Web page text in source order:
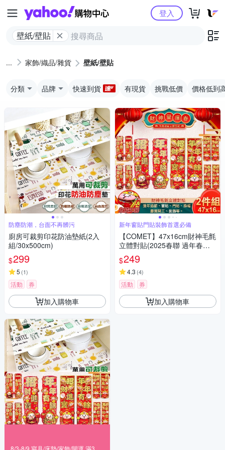
Yahoo購物中心
壁紙/壁貼
登入
家飾/織品/雜貨 壁紙/壁貼
分類 品牌 快速到貨 有現貨 挑戰低價 價格低到
防塵防潮，台面不再髒污
廚房可裁剪印花防油墊紙(2入
組/30x500cm)
$299
5 (1)
活動 券
加入購物車
新年窗貼門貼裝飾首選必備
【COMET】47x16cm財神毛氈
立體對貼(2025春聯 過年春聯
招財 春聯對貼 招福)
$249
4.3 (4)
活動 券
加入購物車